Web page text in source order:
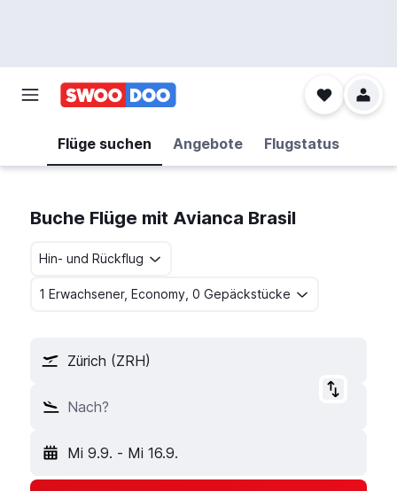
Flüge suchen Angebote Flugstatus
Buche Flüge mit Avianca Brasil
Hin- und Rückflug
1 Erwachsener, Economy, 0 Gepäckstücke
Zürich (ZRH)
Nach?
Mi 9.9. - Mi 16.9.